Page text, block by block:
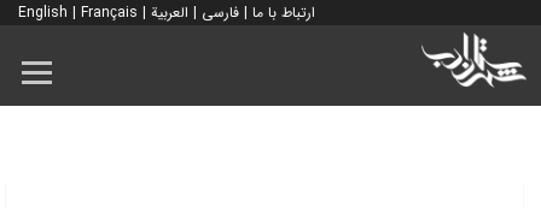
ارتباط با ما | فارسی | العربية |
English | Français